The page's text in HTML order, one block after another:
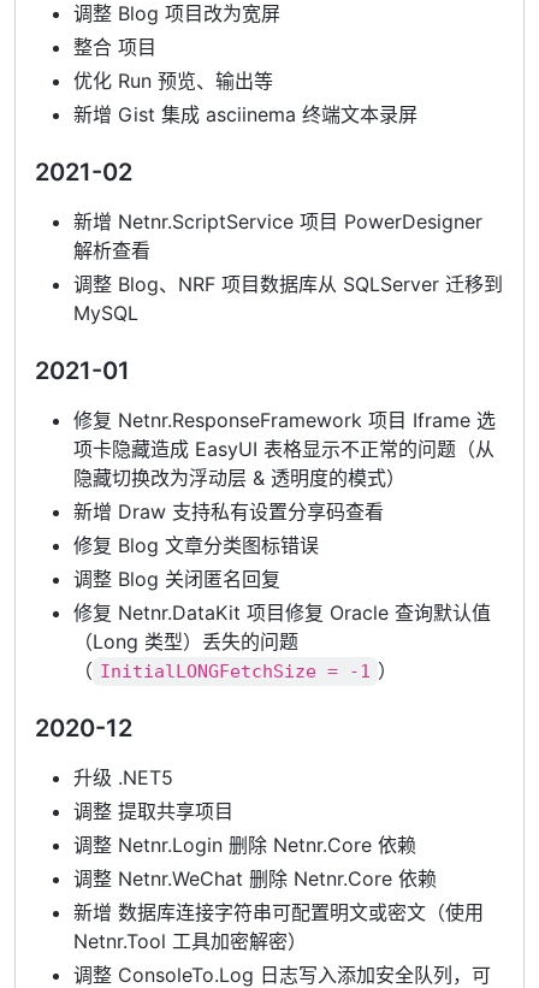
调整 Blog 项目改为宽屏
整合 项目
优化 Run 预览、输出等
新增 Gist 集成 asciinema 终端文本录屏
2021-02
新增 Netnr.ScriptService 项目 PowerDesigner
解析查看
调整 Blog、NRF 项目数据库从 SQLServer 迁移到
MySQL
2021-01
修复 Netnr.ResponseFramework 项目 Iframe 选
项卡隐藏造成 EasyUI 表格显示不正常的问题（从
隐藏切换改为浮动层 & 透明度的模式）
新增 Draw 支持私有设置分享码查看
修复 Blog 文章分类图标错误
调整 Blog 关闭匿名回复
修复 Netnr.DataKit 项目修复 Oracle 查询默认值
（Long 类型）丢失的问题
（ InitialLONGFetchSize = -1 ）
2020-12
升级 .NET5
调整 提取共享项目
调整 Netnr.Login 删除 Netnr.Core 依赖
调整 Netnr.WeChat 删除 Netnr.Core 依赖
新增 数据库连接字符串可配置明文或密文（使用
Netnr.Tool 工具加密解密）
调整 ConsoleTo.Log 日志写入添加安全队列，可